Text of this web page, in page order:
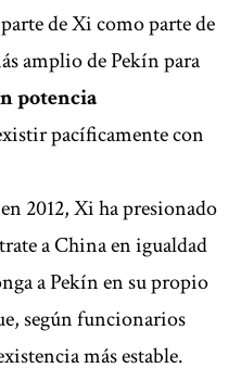
de Xi como parte de
amplio de Pekín para
potencia
pacíficamente con
2012, Xi ha presionado
a China en igualdad
a Pekín en su propio
según funcionarios
más estable.